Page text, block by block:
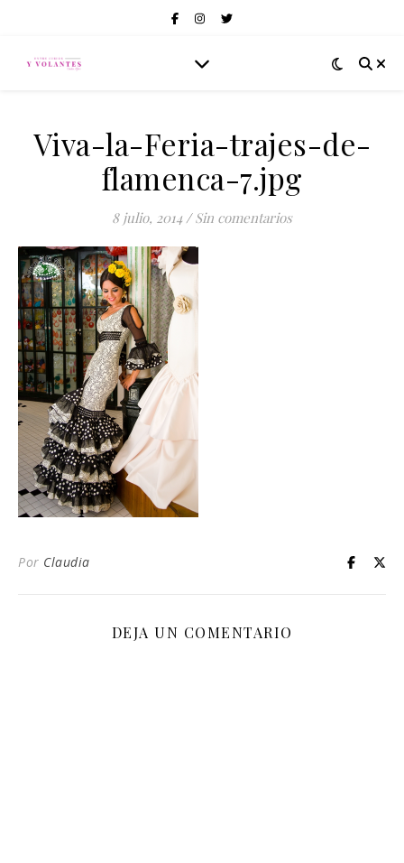
Viva-la-Feria-trajes-de-
flamenca-7.jpg
8 julio, 2014 / Sin comentarios
Por Claudia
DEJA UN COMENTARIO